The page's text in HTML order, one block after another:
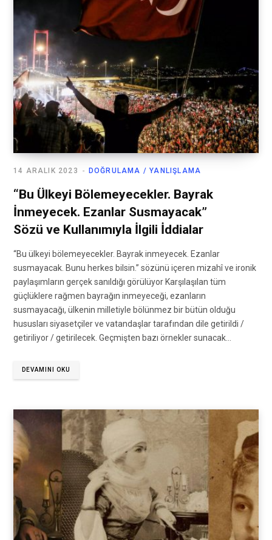
DOĞRULAMA / YANLIŞLAMA
14 ARALIK 2023
“Bu Ülkeyi Bölemeyecekler. Bayrak
İnmeyecek. Ezanlar Susmayacak”
Sözü ve Kullanımıyla İlgili İddialar
“Bu ülkeyi bölemeyecekler. Bayrak inmeyecek. Ezanlar
susmayacak. Bunu herkes bilsin.” sözünü içeren mizahî ve ironik
paylaşımların gerçek sanıldığı görülüyor Karşılaşılan tüm
güçlüklere rağmen bayrağın inmeyeceği, ezanların
susmayacağı, ülkenin milletiyle bölünmez bir bütün olduğu
hususları siyasetçiler ve vatandaşlar tarafından dile getirildi /
getiriliyor / getirilecek. Geçmişten bazı örnekler sunacak…
DEVAMINI OKU